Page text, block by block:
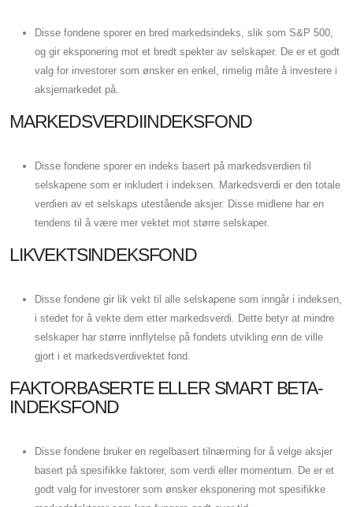
Disse fondene sporer en bred markedsindeks, slik som S&P 500,
og gir eksponering mot et bredt spekter av selskaper. De er et godt
valg for investorer som ønsker en enkel, rimelig måte å investere i
aksjemarkedet på.
MARKEDSVERDIINDEKSFOND
Disse fondene sporer en indeks basert på markedsverdien til
selskapene som er inkludert i indeksen. Markedsverdi er den totale
verdien av et selskaps utestående aksjer. Disse midlene har en
tendens til å være mer vektet mot større selskaper.
LIKVEKTSINDEKSFOND
Disse fondene gir lik vekt til alle selskapene som inngår i indeksen,
i stedet for å vekte dem etter markedsverdi. Dette betyr at mindre
selskaper har større innflytelse på fondets utvikling enn de ville
gjort i et markedsverdivektet fond.
FAKTORBASERTE ELLER SMART BETA-
INDEKSFOND
Disse fondene bruker en regelbasert tilnærming for å velge aksjer
basert på spesifikke faktorer, som verdi eller momentum. De er et
godt valg for investorer som ønsker eksponering mot spesifikke